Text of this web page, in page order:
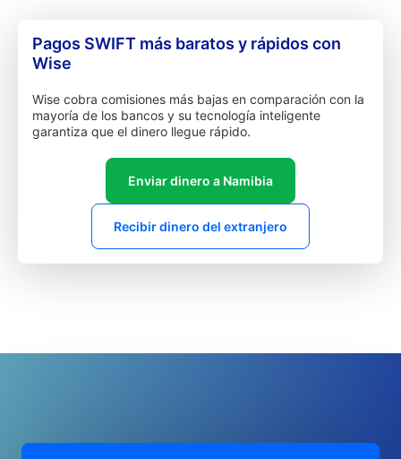
Pagos SWIFT más baratos y rápidos con
Wise
Wise cobra comisiones más bajas en comparación con la
mayoría de los bancos y su tecnología inteligente
garantiza que el dinero llegue rápido.
Enviar dinero a Namibia
Recibir dinero del extranjero